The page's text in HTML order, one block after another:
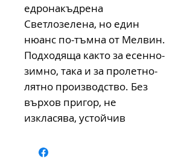
едронакъдрена
Светлозелена, но един
нюанс по-тъмна от Мелвин.
Подходяща както за есенно-
зимно, така и за пролетно-
лятно производство. Без
върхов пригор, не
изкласява, устойчив